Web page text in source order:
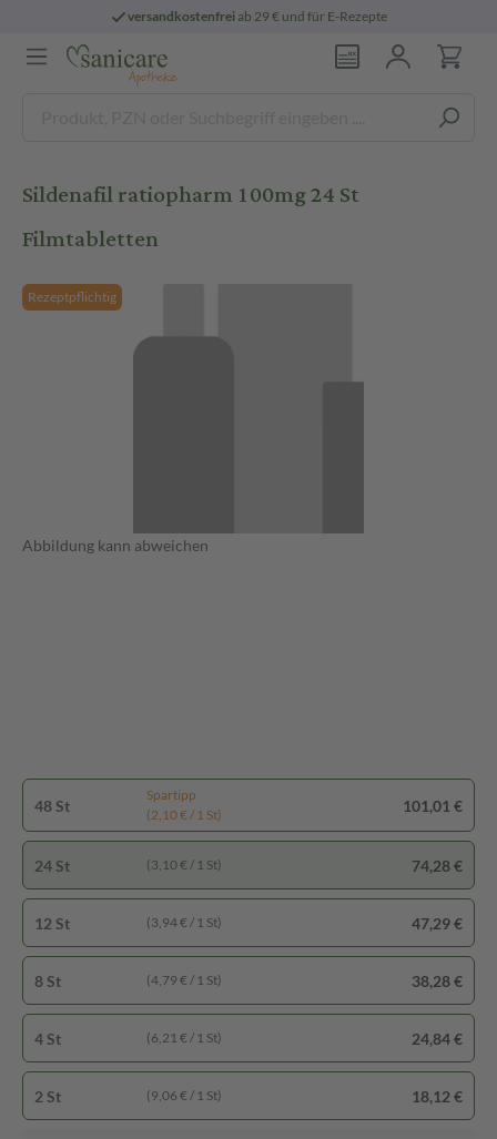
versandkostenfreiab 29 € und für E-Rezepte
Sildenafil ratiopharm 100mg 24 St
Filmtabletten
Rezeptpflichtig
Abbildung kann abweichen
48 St
Spartipp
(2,10 € / 1 St)
101,01 €
24 St (3,10 € / 1 St) 74,28 €
12 St (3,94 € / 1 St) 47,29 €
8 St (4,79 € / 1 St) 38,28 €
4 St (6,21 € / 1 St) 24,84 €
2 St (9,06 € / 1 St) 18,12 €